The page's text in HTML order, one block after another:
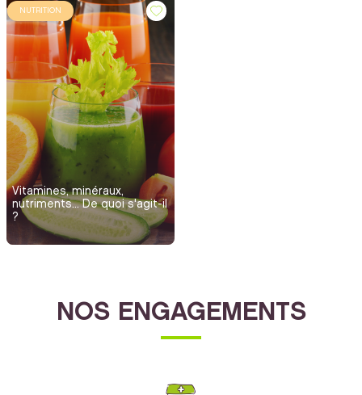
NUTRITION
Vitamines, minéraux,
nutriments... De quoi s'agit-il
?
NOS ENGAGEMENTS